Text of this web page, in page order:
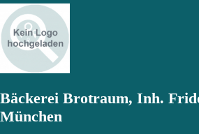
Bäckerei Brotraum, Inh.
München